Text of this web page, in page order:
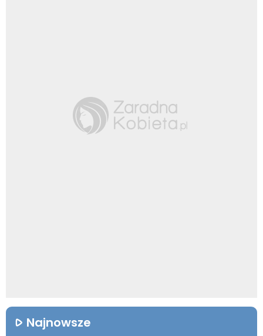
Najnowsze